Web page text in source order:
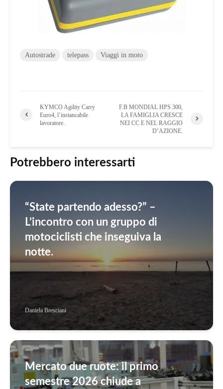
Autostrade telepass Viaggi in moto
KYMCO Agility Carry
Euro4, l’instancabile
lavoratore.
F.B MONDIAL HPS 300,
LA FAMIGLIA CRESCE
NEI CC E NEL RAGGIO
D’AZIONE.
Potrebbero interessarti
“State partendo adesso?” –
L’incontro con un gruppo di
motociclisti che inseguiva la
notte.
Daniela Bresciani
Mercato due ruote: il primo
semestre 2026 chiude a